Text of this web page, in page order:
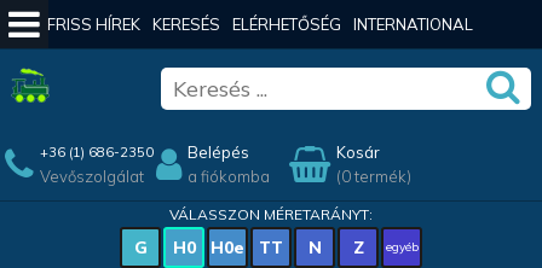
FRISS HÍREK KERESÉS ELÉRHETŐSÉG INTERNATIONAL
+36 (1) 686-2350
Vevőszolgálat
Belépés
a fiókomba
Kosár
(0 termék)
VÁLASSZON MÉRETARÁNYT:
G H0 H0e TT N Z egyéb